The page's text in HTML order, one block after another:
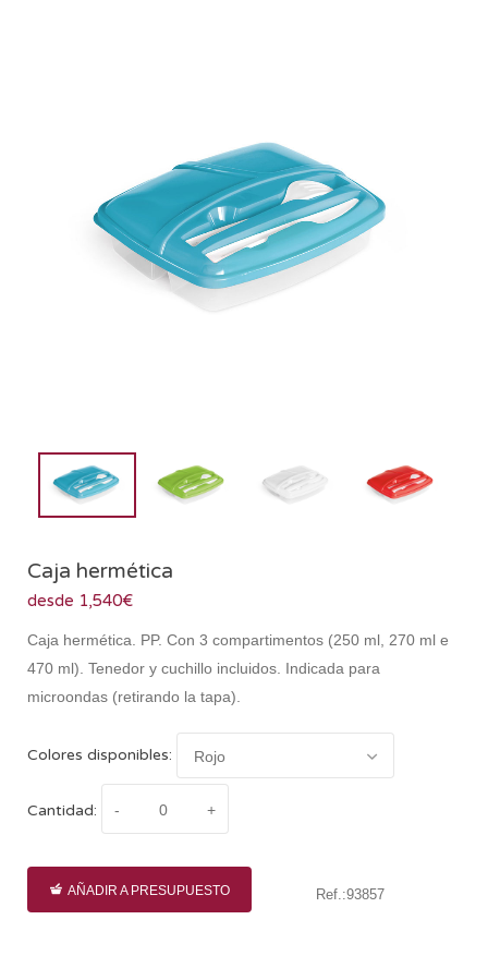
Caja hermética
desde 1,540€
Caja hermética. PP. Con 3 compartimentos (250 ml, 270 ml e
470 ml). Tenedor y cuchillo incluidos. Indicada para
microondas (retirando la tapa).
Colores disponibles:
Cantidad:
AÑADIR A PRESUPUESTO Ref.:93857